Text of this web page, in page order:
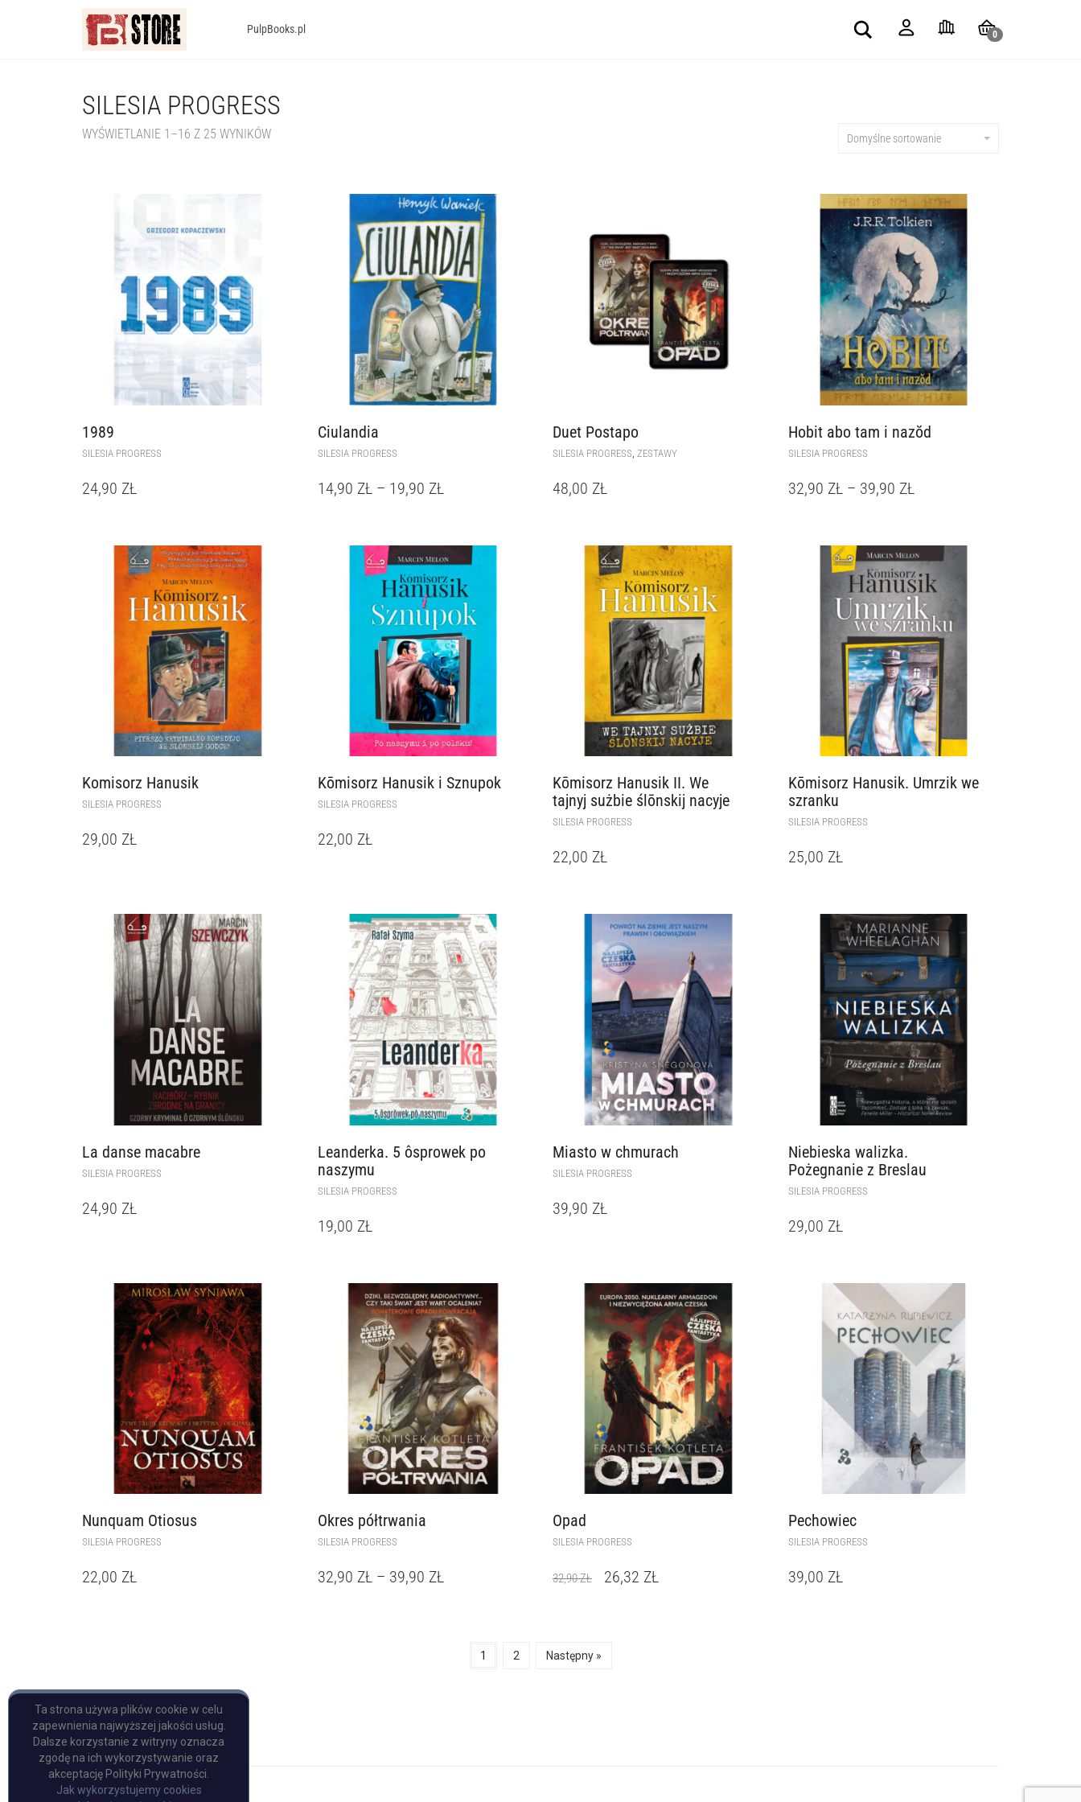
PulpBooks.pl Search
0
SILESIA PROGRESS
WYŚWIETLANIE 1–16 Z 25 WYNIKÓW Domyślne sortowanie
1989
SILESIA PROGRESS
24,90 ZŁ
Ciulandia
SILESIA PROGRESS
14,90 ZŁ – 19,90 ZŁ
Duet Postapo
SILESIA PROGRESS ZESTAWY
48,00 ZŁ
Hobit abo tam i nazŏd
SILESIA PROGRESS
32,90 ZŁ – 39,90 ZŁ
Komisorz Hanusik
SILESIA PROGRESS
29,00 ZŁ
Kōmisorz Hanusik i Sznupok
SILESIA PROGRESS
22,00 ZŁ
Kōmisorz Hanusik II. We
tajnyj sużbie ślōnskij nacyje
SILESIA PROGRESS
22,00 ZŁ
Kōmisorz Hanusik. Umrzik we
szranku
SILESIA PROGRESS
25,00 ZŁ
La danse macabre
SILESIA PROGRESS
24,90 ZŁ
Leanderka. 5 ôsprowek po
naszymu
SILESIA PROGRESS
19,00 ZŁ
Miasto w chmurach
SILESIA PROGRESS
39,90 ZŁ
Niebieska walizka.
Pożegnanie z Breslau
SILESIA PROGRESS
29,00 ZŁ
Nunquam Otiosus
SILESIA PROGRESS
22,00 ZŁ
Okres półtrwania
SILESIA PROGRESS
32,90 ZŁ– 39,90 ZŁ
Opad
SILESIA PROGRESS
32,90ZŁ 26,32 ZŁ
Pechowiec
SILESIA PROGRESS
39,00 ZŁ
1 2 Następny »
Ta strona używa plików cookie w celu
zapewnienia najwyższej jakości usług.
Dalsze korzystanie z witryny oznacza
zgodę na ich wykorzystywanie oraz
akceptację Polityki Prywatności.
Jak wykorzystujemy cookies